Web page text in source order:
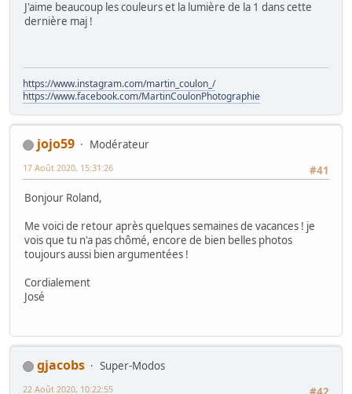
J'aime beaucoup les couleurs et la lumière de la 1 dans cette
dernière maj !
https://www.instagram.com/martin_coulon_/
https://www.facebook.com/MartinCoulonPhotographie
jojo59
Modérateur
#41
17 Août 2020, 15:31:26
Bonjour Roland,
Me voici de retour après quelques semaines de vacances ! je
vois que tu n'a pas chômé, encore de bien belles photos
toujours aussi bien argumentées !
Cordialement
José
gjacobs
Super-Modos
22 Août 2020, 10:22:55